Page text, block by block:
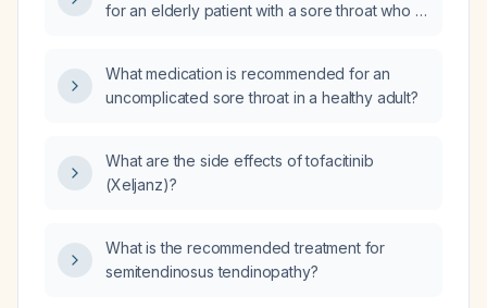
for an elderly patient with a sore throat who is
What medication is recommended for an
uncomplicated sore throat in a healthy adult?
What are the side effects of tofacitinib
(Xeljanz)?
What is the recommended treatment for
semitendinosus tendinopathy?